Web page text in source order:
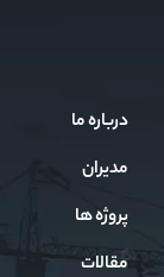
درباره ما
مدیران
پروژه ها
مقالات